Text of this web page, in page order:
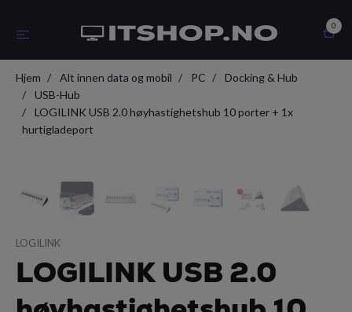
0
Hjem Alt innen data og mobil PC
Docking & Hub
USB-Hub
LOGILINK USB 2.0 høyhastighetshub 10 porter + 1x
hurtigladeport
LOGILINK
LOGILINK USB 2.0